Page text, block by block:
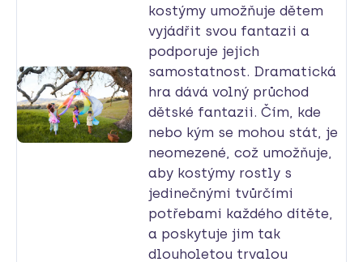
kostýmy umožňuje dětem
vyjádřit svou fantazii a
podporuje jejich
samostatnost. Dramatická
hra dává volný průchod
dětské fantazii. Čím, kde
nebo kým se mohou stát, je
neomezené, což umožňuje,
aby kostýmy rostly s
jedinečnými tvůrčími
potřebami každého dítěte,
a poskytuje jim tak
dlouholetou trvalou